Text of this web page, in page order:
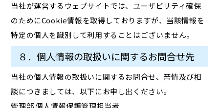
当社が運営するウェブサイトでは、ユーザビリティ確保
のためにCookie情報を取得しておりますが、当該情報を
特定の個人を識別して利用することはございません。
８．個人情報の取扱いに関するお問合せ先
当社の個人情報の取扱いに関するお問合せ、苦情及び相
談につきましては、以下にお申し出ください。
管理部 個人情報保護管理担当者